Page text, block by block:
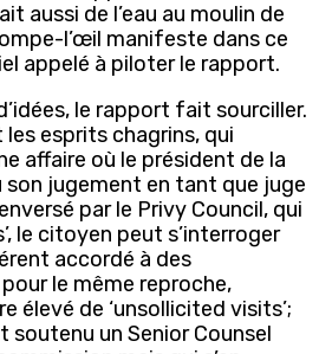
aussi de l’eau au moulin de
l’œil manifeste dans ce
appelé à piloter le rapport.
le rapport fait sourciller.
esprits chagrins, qui
affaire où le président de la
jugement en tant que juge
par le Privy Council, qui
le citoyen peut s’interroger
accordé à des
le même reproche,
élevé de ‘unsollicited visits’;
soutenu un Senior Counsel